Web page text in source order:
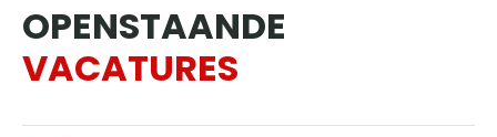
OPENSTAANDE
VACATURES